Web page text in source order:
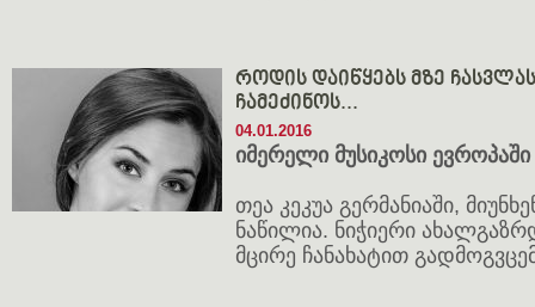
როდის დაიწყებს მზე
ჩამეძინოს...
04.01.2016
იმერელი მუსიკოსი
თეა კეკუა გერმანიაში,
ნაწილია. ნიჭიერი
მცირე ჩანახატით